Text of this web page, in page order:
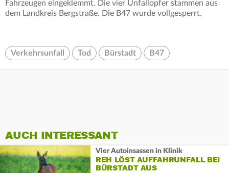
Fahrzeugen eingeklemmt. Die vier Unfallopfer stammen aus
dem Landkreis Bergstraße. Die B47 wurde vollgesperrt.
Verkehrsunfall Tod Bürstadt B47
AUCH INTERESSANT
Vier Autoinsassen in Klinik
REH LÖST AUFFAHRUNFALL BEI
BÜRSTADT AUS